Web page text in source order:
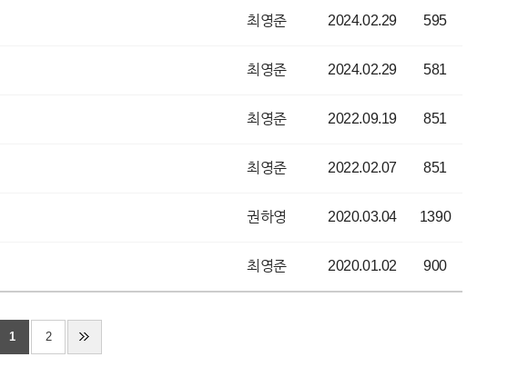
최영준 2024.02.29 595
최영준 2024.02.29 581
최영준 2022.09.19 851
최영준 2022.02.07 851
권하영 2020.03.04 1390
최영준 2020.01.02 900
1 2